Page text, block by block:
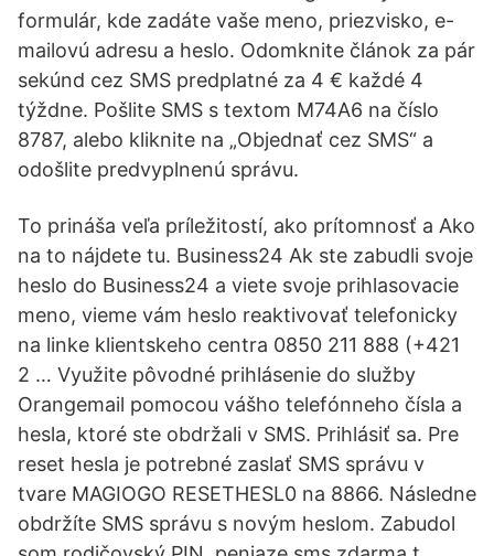
formulár, kde zadáte vaše meno, priezvisko, e-
mailovú adresu a heslo. Odomknite článok za pár
sekúnd cez SMS predplatné za 4 € každé 4
týždne. Pošlite SMS s textom M74A6 na číslo
8787, alebo kliknite na „Objednať cez SMS“ a
odošlite predvyplnenú správu.
To prináša veľa príležitostí, ako prítomnosť a Ako
na to nájdete tu. Business24 Ak ste zabudli svoje
heslo do Business24 a viete svoje prihlasovacie
meno, vieme vám heslo reaktivovať telefonicky
na linke klientskeho centra 0850 211 888 (+421
2 … Využite pôvodné prihlásenie do služby
Orangemail pomocou vášho telefónneho čísla a
hesla, ktoré ste obdržali v SMS. Prihlásiť sa. Pre
reset hesla je potrebné zaslať SMS správu v
tvare MAGIOGO RESETHESL0 na 8866. Následne
obdržíte SMS správu s novým heslom. Zabudol